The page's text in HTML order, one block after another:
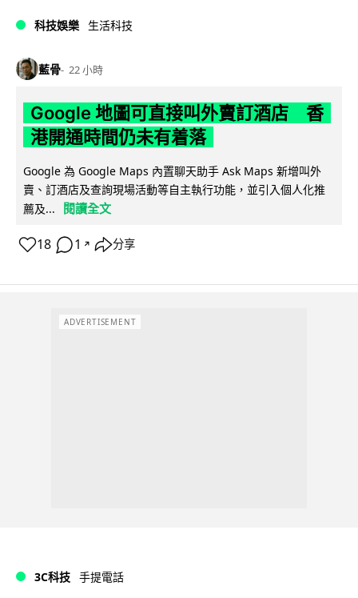
科技娛樂 生活科技
藍骨 22 小時
Google 地圖可直接叫外賣訂酒店 香
港開通時間仍未有着落
Google 為 Google Maps 內置聊天助手 Ask Maps 新增叫外
賣、訂酒店及查詢現場活動等自主執行功能，並引入個人化推
薦及...
閱讀全文
18 1 ↗ 分享
ADVERTISEMENT
3C科技 手提電話